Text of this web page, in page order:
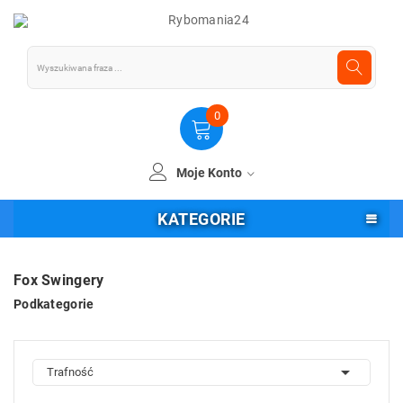
0
Moje Konto
KATEGORIE
Fox Swingery
Podkategorie
Trafność 